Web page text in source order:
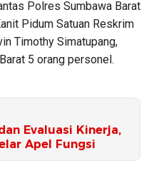
Polres Sumbawa Barat
Pidum Satuan Reskrim
Timothy Simatupang,
5 orang personel.
Evaluasi Kinerja,
Apel Fungsi